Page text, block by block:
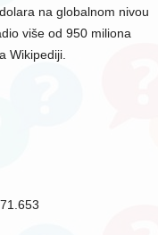
na globalnom nivou
više od 950 miliona
Wikipediji.